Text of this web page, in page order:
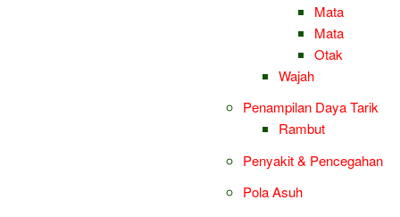
Mata
Mata
Otak
Wajah
Penampilan Daya Tarik
Rambut
Penyakit & Pencegahan
Pola Asuh